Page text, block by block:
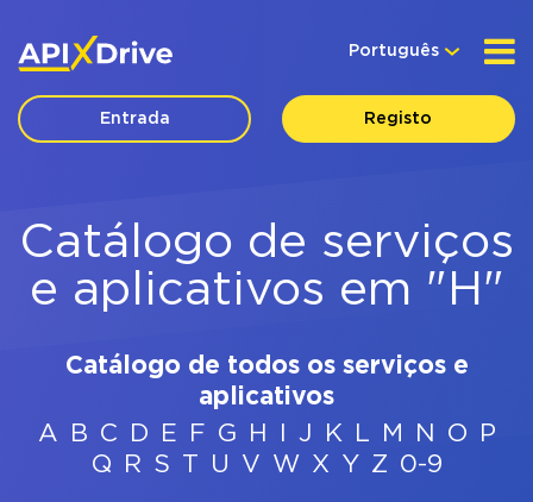
Português
Entrada Registo
Catálogo de serviços
e aplicativos em "H"
Catálogo de todos os serviços e
aplicativos
A
B C D E F G H J K L M N O
P
Q
R S U V W X Y Z 0-9